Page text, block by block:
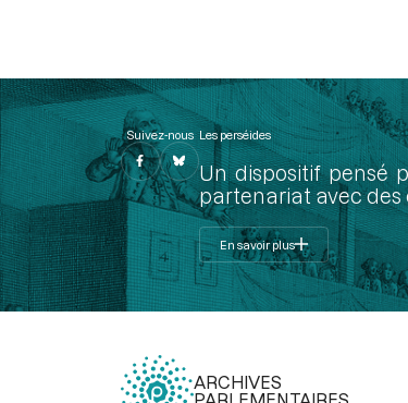
Suivez-nous Les perséides
Un dispositif pensé
partenariat avec des
En savoir plus
ARCHIVES